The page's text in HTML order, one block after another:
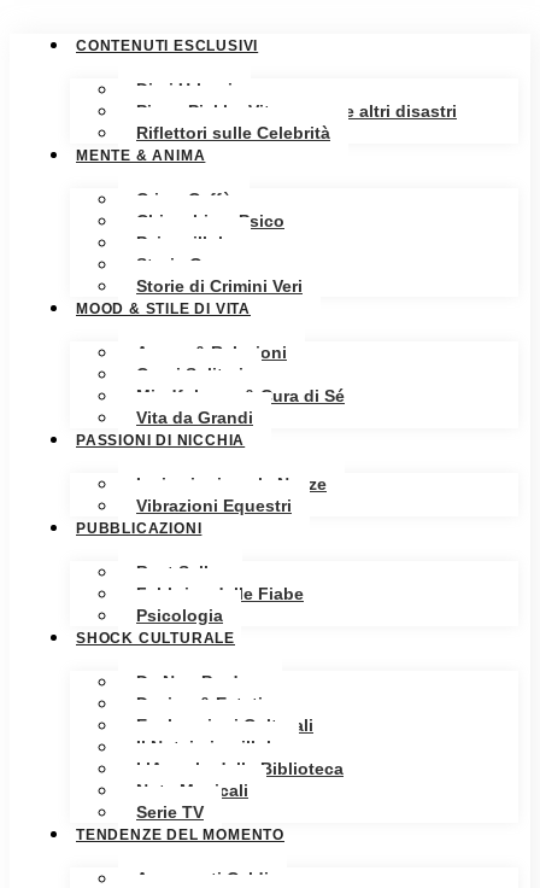
CONTENUTI ESCLUSIVI
Diari Urbani
Pippa Pickle: Vita, amore e altri disastri
Riflettori sulle Celebrità
MENTE & ANIMA
Crime Caffè
Chiacchiere Psico
Psicopillole
Storia Oscura
Storie di Crimini Veri
MOOD & STILE DI VITA
Amore & Relazioni
Cuori Solitari
Mindfulness & Cura di Sé
Vita da Grandi
PASSIONI DI NICCHIA
Ispirazioni per le Nozze
Vibrazioni Equestri
PUBBLICAZIONI
Best Seller
Fabbrica delle Fiabe
Psicologia
SHOCK CULTURALE
Da Non Perdere
Design & Estetica
Esplorazioni Culturali
Il Notaio in pillole
L’Angolo della Biblioteca
Note Musicali
Serie TV
TENDENZE DEL MOMENTO
Argomenti Caldi